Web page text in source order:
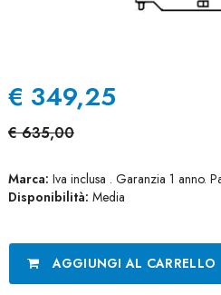
€ 349,25
€ 635,00
Marca: Iva inclusa . Garanzia 1 anno.
Disponibilità: Media
AGGIUNGI AL CARRELLO